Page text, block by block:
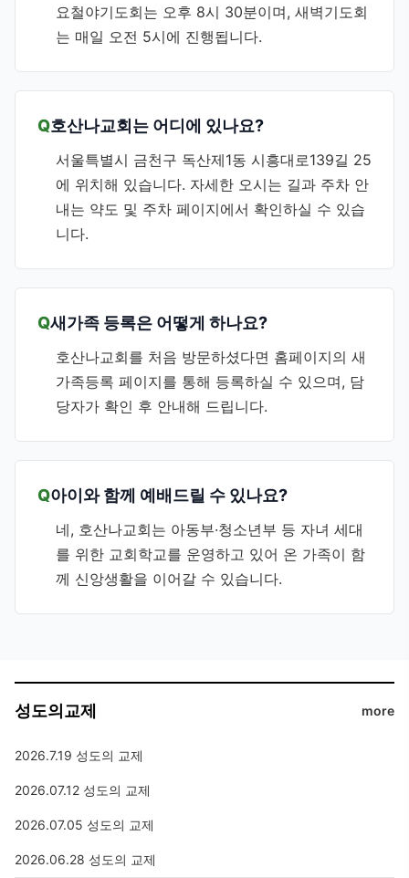
요철야기도회는 오후 8시 30분이며, 새벽기도회
는 매일 오전 5시에 진행됩니다.
호산나교회는 어디에 있나요?
서울특별시 금천구 독산제1동 시흥대로139길 25
에 위치해 있습니다. 자세한 오시는 길과 주차 안
내는 약도 및 주차 페이지에서 확인하실 수 있습
니다.
새가족 등록은 어떻게 하나요?
호산나교회를 처음 방문하셨다면 홈페이지의 새
가족등록 페이지를 통해 등록하실 수 있으며, 담
당자가 확인 후 안내해 드립니다.
아이와 함께 예배드릴 수 있나요?
네, 호산나교회는 아동부·청소년부 등 자녀 세대
를 위한 교회학교를 운영하고 있어 온 가족이 함
께 신앙생활을 이어갈 수 있습니다.
성도의교제 more
2026.7.19 성도의 교제
2026.07.12 성도의 교제
2026.07.05 성도의 교제
2026.06.28 성도의 교제